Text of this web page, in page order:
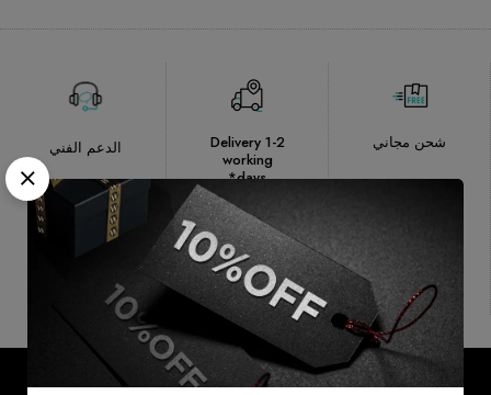
شحن مجاني
Delivery 1-2
working
days*
الدعم الفني
الدفع بطريقة
آمنة
Products